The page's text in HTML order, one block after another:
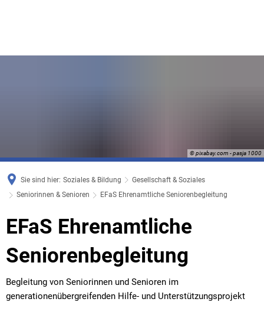
© pixabay.com - pasja 1000
Sie sind hier: Soziales & Bildung
Gesellschaft & Soziales
Seniorinnen & Senioren
EFaS Ehrenamtliche Seniorenbegleitung
EFaS
Ehrenamtliche
Seniorenbegleitung
EFaS Ehrenamtliche
Seniorenbegleitung
Begleitung von Seniorinnen und Senioren im
generationenübergreifenden Hilfe- und Unterstützungsprojekt